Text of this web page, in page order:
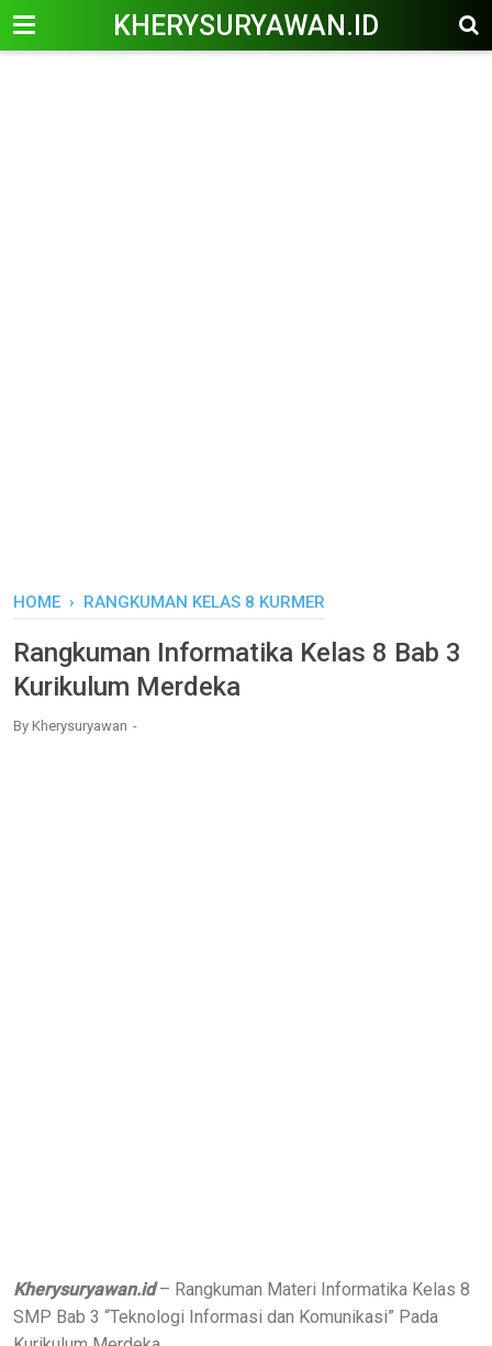
KHERYSURYAWAN.ID
HOME › RANGKUMAN KELAS 8 KURMER
Rangkuman Informatika Kelas 8 Bab 3
Kurikulum Merdeka
By Kherysuryawan
Kherysuryawan.id– Rangkuman Materi Informatika Kelas 8
SMP Bab 3 “Teknologi Informasi dan Komunikasi” Pada